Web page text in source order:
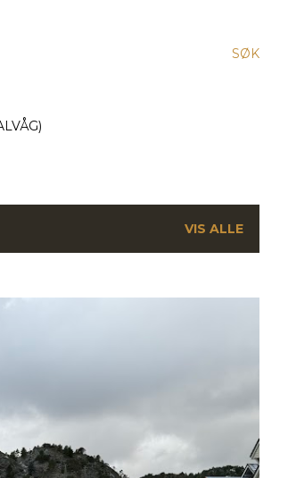
SØK
VIS ALLE